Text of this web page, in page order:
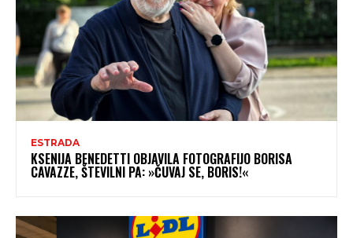
ESTRADA
KSENIJA BENEDETTI OBJAVILA FOTOGRAFIJO BORISA
CAVAZZE, ŠTEVILNI PA: »ČUVAJ SE, BORIS!«